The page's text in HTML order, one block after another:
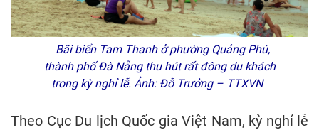
Bãi biển Tam Thanh ở phường Quảng Phú,
thành phố Đà Nẵng thu hút rất đông du khách
trong kỳ nghỉ lễ. Ảnh: Đỗ Trưởng – TTXVN
Theo Cục Du lịch Quốc gia Việt Nam, kỳ nghỉ lễ